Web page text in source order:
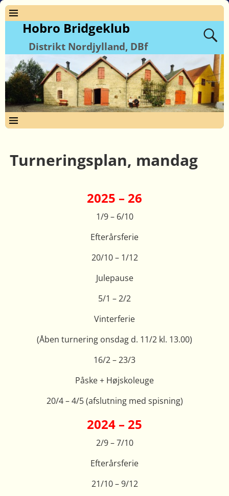
Hobro Bridgeklub
Distrikt Nordjylland, DBf
Turneringsplan, mandag
2025 – 26
1/9 – 6/10
Efterårsferie
20/10 – 1/12
Julepause
5/1 – 2/2
Vinterferie
(Åben turnering onsdag d. 11/2 kl. 13.00)
16/2 – 23/3
Påske + Højskoleuge
20/4 – 4/5 (afslutning med spisning)
2024 – 25
2/9 – 7/10
Efterårsferie
21/10 – 9/12